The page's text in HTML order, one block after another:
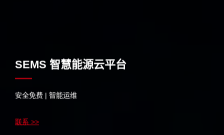
SEMS 智慧能源云平台
安全免费 | 智能运维
联系 >>